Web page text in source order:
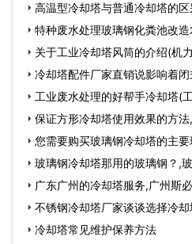
角…高温型冷却塔与普通冷却塔的
特种废水处理玻璃钢化粪池改
废…关于工业冷却塔风筒的介绍(机
冷却塔配件厂家直销说影响着
试…工业废水处理的好帮手冷却塔(
保证方形冷却塔使用效果的方
您需要购买玻璃钢冷却塔的主
玻璃钢冷却塔那用的玻璃钢？,
广东广州的冷却塔服务,广州斯
不锈钢冷却塔厂家谈谈选择冷
(加…
冷却塔常见维护保养方法